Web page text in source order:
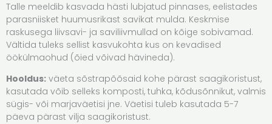
Talle meeldib kasvada hästi lubjatud pinnases, eelistades
parasniisket huumusrikast savikat mulda. Keskmise
raskusega liivsavi- ja saviliivmullad on kõige sobivamad.
Vältida tuleks sellist kasvukohta kus on kevadised
öökülmaohud (õied võivad hävineda).
Hooldus: väeta sõstrapõõsaid kohe pärast saagikoristust,
kasutada võib selleks komposti, tuhka, kõdusõnnikut, valmis
sügis- või marjaväetisi jne. Väetisi tuleb kasutada 5-7
päeva pärast vilja saagikoristust.